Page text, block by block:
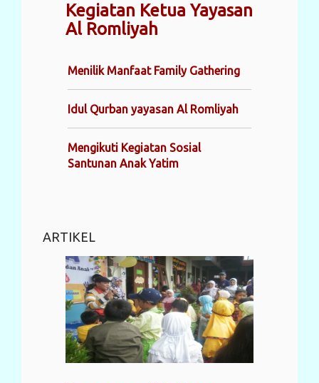
Kegiatan Ketua Yayasan
Al Romliyah
Menilik Manfaat Family Gathering
Idul Qurban yayasan Al Romliyah
Mengikuti Kegiatan Sosial
Santunan Anak Yatim
ARTIKEL